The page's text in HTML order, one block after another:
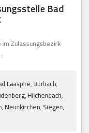
Bad
im Zulassungsbezirk
Laasphe, Burbach,
Hilchenbach,
Neunkirchen, Siegen,